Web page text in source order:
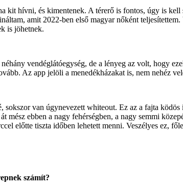
kit hívni, és kimentenek. A térerő is fontos, úgy is
amit 2022-ben első magyar nőként
is jöhetnek.
vendéglátóegység, de a lényeg az volt, hogy
Az app jelöli a menedékházakat is, nem nehéz
van úgynevezett whiteout. Ez az a fajta
ebben a nagy fehérségben, a nagy semmi
előtte tiszta időben lehetett menni. Veszélyes ez,
számít?